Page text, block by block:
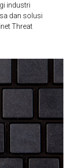
industri
dan solusi
Threat